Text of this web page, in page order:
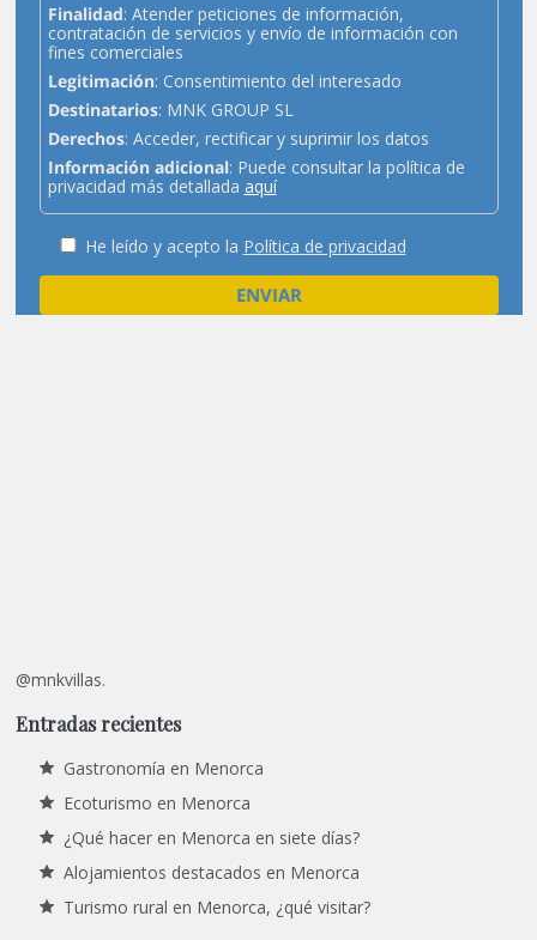
Finalidad: Atender peticiones de información,
contratación de servicios y envío de información con
fines comerciales
Legitimación: Consentimiento del interesado
Destinatarios: MNK GROUP SL
Derechos: Acceder, rectificar y suprimir los datos
Información adicional: Puede consultar la política de
privacidad más detallada aquí
He leído y acepto la Política de privacidad
@mnkvillas.
Entradas recientes
Gastronomía en Menorca
Ecoturismo en Menorca
¿Qué hacer en Menorca en siete días?
Alojamientos destacados en Menorca
Turismo rural en Menorca, ¿qué visitar?